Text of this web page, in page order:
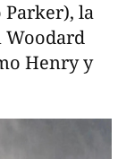
la
Woodard
Henry y